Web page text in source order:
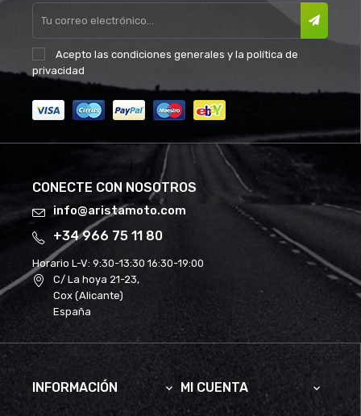
Acepto las condiciones generales y la política de
privacidad
CONECTE CON NOSOTROS
info@aristamoto.com
+34 966 75 11 80
Horario L-V: 9:30-13:30 16:30-19:00
C/ La hoya 21-23,
Cox (Alicante)
España
INFORMACIÓN  MI CUENTA 